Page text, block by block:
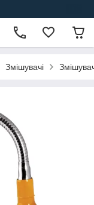
Змішувачі